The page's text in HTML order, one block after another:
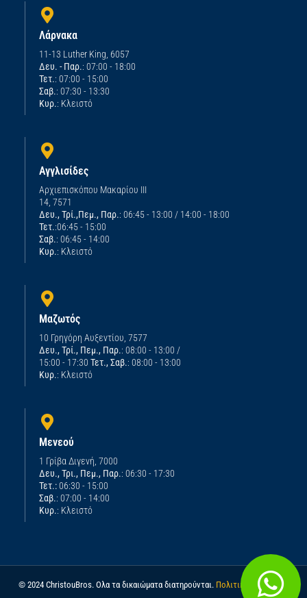
Λάρνακα
11-13 Luther King, 6057
Δευ. - Παρ.: 07:00 - 18:00
Τετ.: 07:00 - 15:00
Σαβ.: 07:30 - 13:30
Κυρ.: Κλειστό
Αγγλισίδες
Αρχιεπισκόπου Μακαρίου ΙΙΙ
14, 7571
Δευ., Τρί.,Πεμ., Παρ.: 06:45 - 13:00 / 14:00 - 18:00
Τετ.:06:45 - 15:00
Σαβ.: 06:45 - 14:00
Κυρ.: Κλειστό
Μαζωτός
10 Γρηγόρη Αυξεντίου, 7577
Δευ., Τρί., Πεμ., Παρ.: 08:00 - 13:00 /
15:00 - 17:30 Τετ., Σαβ.: 08:00 - 13:00
Κυρ.: Κλειστό
Μενεού
1 Γρίβα Διγενή, 7000
Δευ., Τρι., Πεμ., Παρ.: 06:30 - 17:30
Τετ.:06:30 - 15:00
Σαβ.: 07:00 - 14:00
Κυρ.: Κλειστό
© 2024 ChristouBros. Ολα τα δικαιώματα διατηρούνται. Πολιτική απορρήτου